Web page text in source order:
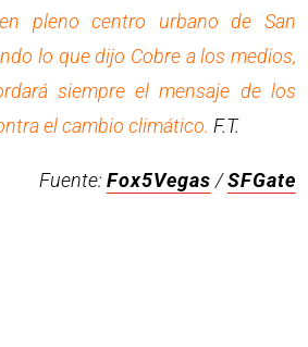
pleno centro urbano de San
lo que dijo Cobre a los medios,
siempre el mensaje de los
el cambio climático. F.T.
Fuente: Fox5Vegas /SFGate